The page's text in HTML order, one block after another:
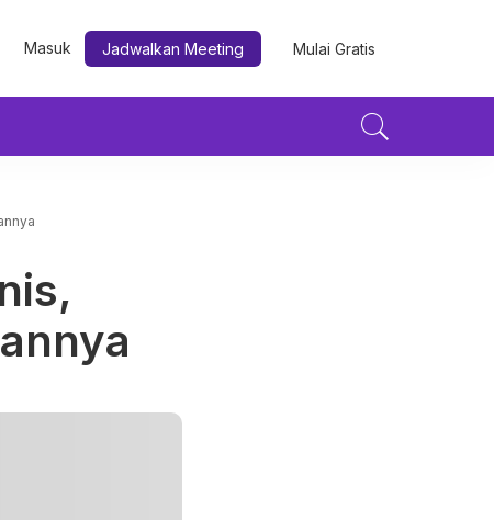
Masuk Jadwalkan Meeting Mulai Gratis